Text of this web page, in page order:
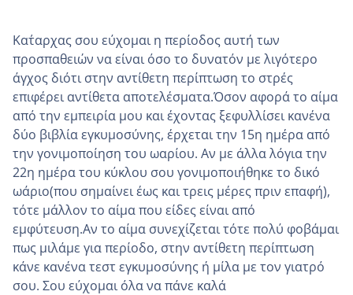
Κατ΄αρχας σου εύχομαι η περίοδος αυτή των
προσπαθειών να είναι όσο το δυνατόν με λιγότερο
άγχος διότι στην αντίθετη περίπτωση το στρές
επιφέρει αντίθετα αποτελέσματα.Όσον αφορά το αίμα
από την εμπειρία μου και έχοντας ξεφυλλίσει κανένα
δύο βιβλία εγκυμοσύνης, έρχεται την 15η ημέρα από
την γονιμοποίηση του ωαρίου. Αν με άλλα λόγια την
22η ημέρα του κύκλου σου γονιμοποιήθηκε το δικό
ωάριο(που σημαίνει έως και τρεις μέρες πριν επαφή),
τότε μάλλον το αίμα που είδες είναι από
εμφύτευση.Αν το αίμα συνεχίζεται τότε πολύ φοβάμαι
πως μιλάμε για περίοδο, στην αντίθετη περίπτωση
κάνε κανένα τεστ εγκυμοσύνης ή μίλα με τον γιατρό
σου. Σου εύχομαι όλα να πάνε καλά